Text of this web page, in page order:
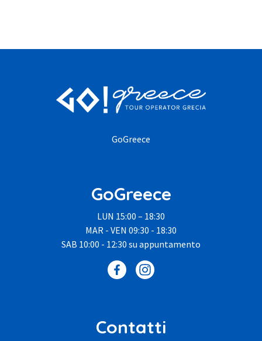
GoGreece
GoGreece
LUN 15:00 – 18:30
MAR - VEN 09:30 - 18:30
SAB 10:00 - 12:30 su appuntamento
Contatti